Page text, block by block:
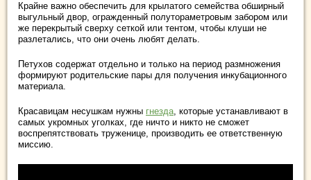
Крайне важно обеспечить для крылатого семейства обширный
выгульный двор, огражденный полутораметровым забором или
же перекрытый сверху сеткой или тентом, чтобы клуши не
разлетались, что они очень любят делать.
Петухов содержат отдельно и только на период размножения
формируют родительские пары для получения инкубационного
материала.
Красавицам несушкам нужны гнезда, которые устанавливают в
самых укромных уголках, где ничто и никто не сможет
воспрепятствовать труженице, производить ее ответственную
миссию.